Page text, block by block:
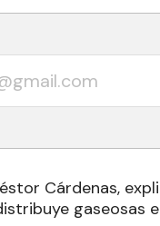
Cárdenas,
gaseosas